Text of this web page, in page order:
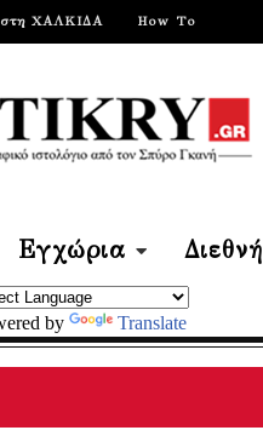
στη ΧΑΛΚΙΔΑ How To
Εγχώρια Διεθνή
by Translate